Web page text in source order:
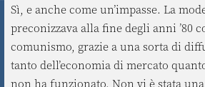
Sì, e anche come un’impasse. La
preconizzava alla fine degli anni ’80
comunismo, grazie a una sorta di
tanto dell’economia di mercato
non ha funzionato. Non vi è stata